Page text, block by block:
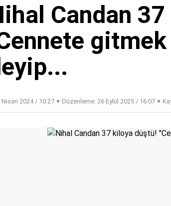
Candan
Nisan 2024 / 10:27 Düzenleme: 26 Eylül 2025 / 16:07